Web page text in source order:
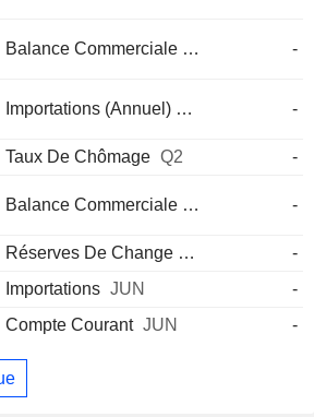
Balance CommercialeJUL -
Importations (Annuel)JUL -
Taux De Chômage Q2 -
Balance CommercialeJUN -
Réserves De ChangeJUL
-
Importations JUN
-
Compte Courant JUN -